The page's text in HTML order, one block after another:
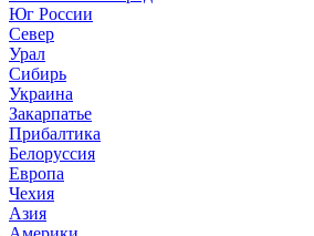
Юг России
Север
Урал
Сибирь
Украина
Закарпатье
Прибалтика
Белоруссия
Европа
Чехия
Азия